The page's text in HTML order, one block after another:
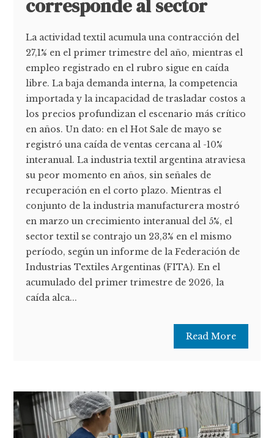
corresponde al sector
La actividad textil acumula una contracción del
27,1% en el primer trimestre del año, mientras el
empleo registrado en el rubro sigue en caída
libre. La baja demanda interna, la competencia
importada y la incapacidad de trasladar costos a
los precios profundizan el escenario más crítico
en años. Un dato: en el Hot Sale de mayo se
registró una caída de ventas cercana al -10%
interanual. La industria textil argentina atraviesa
su peor momento en años, sin señales de
recuperación en el corto plazo. Mientras el
conjunto de la industria manufacturera mostró
en marzo un crecimiento interanual del 5%, el
sector textil se contrajo un 23,3% en el mismo
período, según un informe de la Federación de
Industrias Textiles Argentinas (FITA). En el
acumulado del primer trimestre de 2026, la
caída alca...
Read More